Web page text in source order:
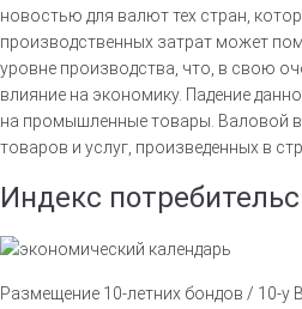
новостью для валют тех стран,
производственных затрат может
уровне производства, что, в свою
влияние на экономику. Падение
на промышленные товары. Валовой
товаров и услуг, произведенных в
Индекс
Размещение 10-летних бондов / 10-